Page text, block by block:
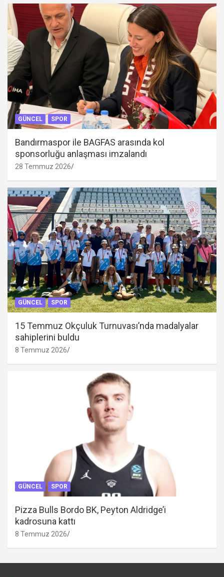
GÜNCEL SPOR
Bandırmaspor ile BAGFAS arasında kol
sponsorluğu anlaşması imzalandı
28 Temmuz 2026
GÜNCEL SPOR
15 Temmuz Okçuluk Turnuvası’nda madalyalar
sahiplerini buldu
8 Temmuz 2026
GÜNCEL SPOR
Pizza Bulls Bordo BK, Peyton Aldridge’i
kadrosuna kattı
8 Temmuz 2026